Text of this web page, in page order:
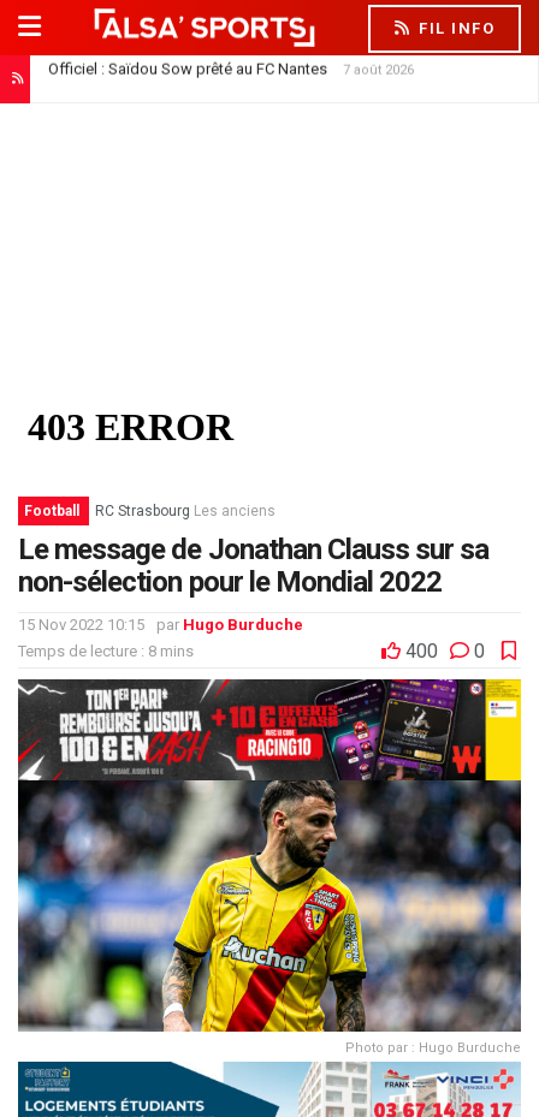
FIL INFO
Officiel : Saïdou Sow prêté au FC Nantes 7 août 2026
Football RC Strasbourg Les anciens
Le message de Jonathan Clauss sur sa
non-sélection pour le Mondial 2022
15 Nov 2022 10:15 par Hugo Burduche
Temps de lecture : 8 mins
400 0
Photo par : Hugo Burduche